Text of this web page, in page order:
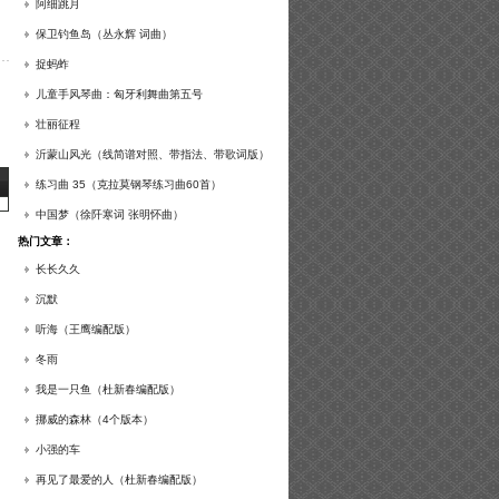
谱及练习提示）
阿细跳月
保卫钓鱼岛（丛永辉 词曲）
捉蚂蚱
儿童手风琴曲：匈牙利舞曲第五号
壮丽征程
沂蒙山风光（线简谱对照、带指法、带歌词版）
练习曲 35（克拉莫钢琴练习曲60首）
中国梦（徐阡寒词 张明怀曲）
热门文章：
长长久久
沉默
听海（王鹰编配版）
冬雨
我是一只鱼（杜新春编配版）
挪威的森林（4个版本）
小强的车
再见了最爱的人（杜新春编配版）